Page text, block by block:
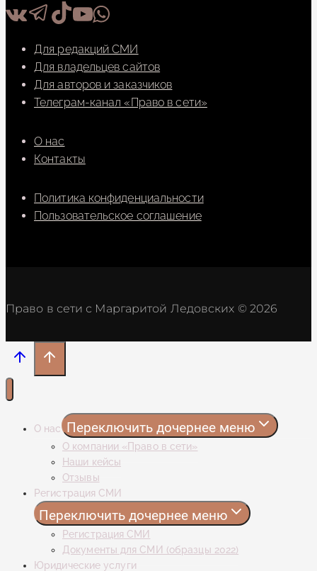
Для редакций СМИ
Для владельцев сайтов
Для авторов и заказчиков
Телеграм-канал «Право в сети»
О нас
Контакты
Политика конфиденциальности
Пользовательское соглашение
Право в сети с Маргаритой Ледовских © 2026
О нас Переключить дочернее меню
О компании «Право в сети»
Наши кейсы
Отзывы
Регистрация СМИ
Переключить дочернее меню
Регистрация СМИ
Документы для СМИ (образцы 2022)
Юридические услуги